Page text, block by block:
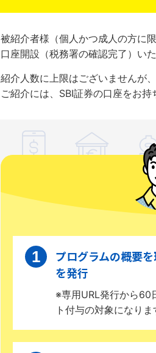
被紹介者様（個人かつ成人の方に
口座開設（税務署の確認完了）い
紹介人数に上限はございませんが
ご紹介には、SBI証券の口座をお
プログラムの概要
を発行
※専用URL発行から60
ト付与の対象になりま